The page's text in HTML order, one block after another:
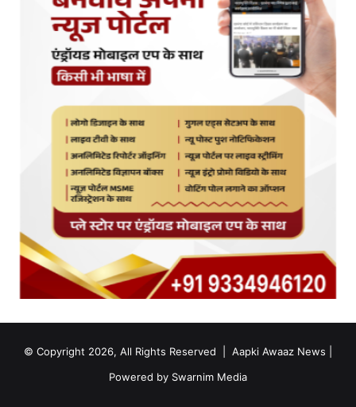
© Copyright 2026, All Rights Reserved | Aapki Awaaz News
Powered by Swarnim Media